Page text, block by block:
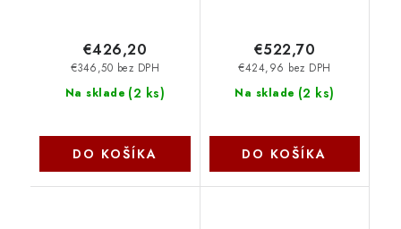
Na sklade (2 ks)
€346,50 bez DPH
€426,20
DO KOŠÍKA
Na sklade (2 ks)
€424,96 bez DPH
€522,70
DO KOŠÍKA